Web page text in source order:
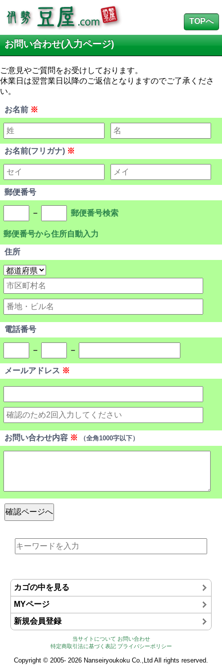
お問い合わせ(入力ページ)
ご意見やご質問をお受けしております。
休業日は翌営業日以降のご返信となりますのでご了承くださ
い。
お名前 ※
お名前(フリガナ) ※
郵便番号
－ 郵便番号検索
郵便番号から住所自動入力
住所
電話番号
－ －
メールアドレス ※
お問い合わせ内容 ※ （全角1000字以下）
カゴの中を見る
MYページ
新規会員登録
当サイトについて お問い合わせ
特定商取引法に基づく表記 プライバシーポリシー
Copyright © 2005- 2026 Nanseiryoukoku Co.,Ltd All rights reserved.
TOPへ